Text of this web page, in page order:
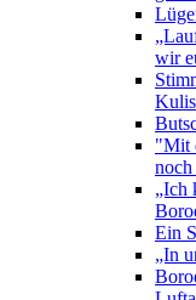
wir
"Mit
„Ich
Ein
„In